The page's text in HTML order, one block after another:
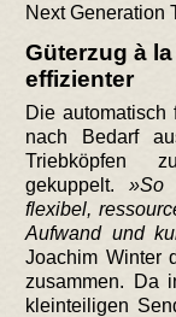
Next Generation
Güterzug à
effizienter
Die automatisch
nach Bedarf
Triebköpfen
gekuppelt. So
flexibel,
Aufwand und
Joachim Winter
zusammen. Da
kleinteiligen